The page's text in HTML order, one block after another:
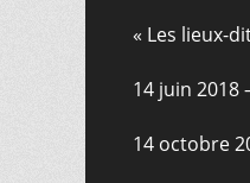
de
page
contenu
« Les lieux-
14 juin 2018
14 octobre